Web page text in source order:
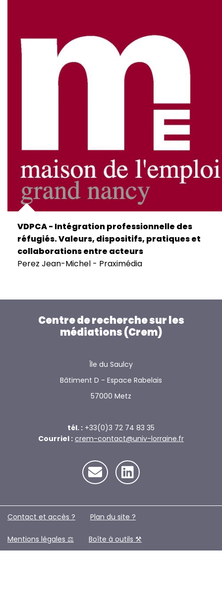
VDPCA - Intégration professionnelle des
réfugiés. Valeurs, dispositifs, pratiques et
collaborations entre acteurs
Perez Jean-Michel - Praximédia
Centre de recherche sur les
médiations (Crem)
Île du Saulcy
Bâtiment D - Espace Rabelais
57000 Metz
tél. : +33(0)3 72 74 83 35
Courriel : crem-contact@univ-lorraine.fr
Contact et accès ? Plan du site ?️
Mentions légales ⚖️ Boîte à outils ⚒️